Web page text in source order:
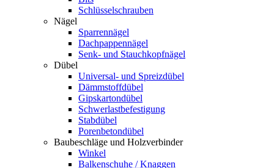
Schlüsselschrauben
Nägel
Sparrennägel
Dachpappennägel
Senk- und Stauchkopfnägel
Dübel
Universal- und Spreizdübel
Dämmstoffdübel
Gipskartondübel
Schwerlastbefestigung
Stabdübel
Porenbetondübel
Baubeschläge und Holzverbinder
Winkel
Balkenschuhe / Knaggen